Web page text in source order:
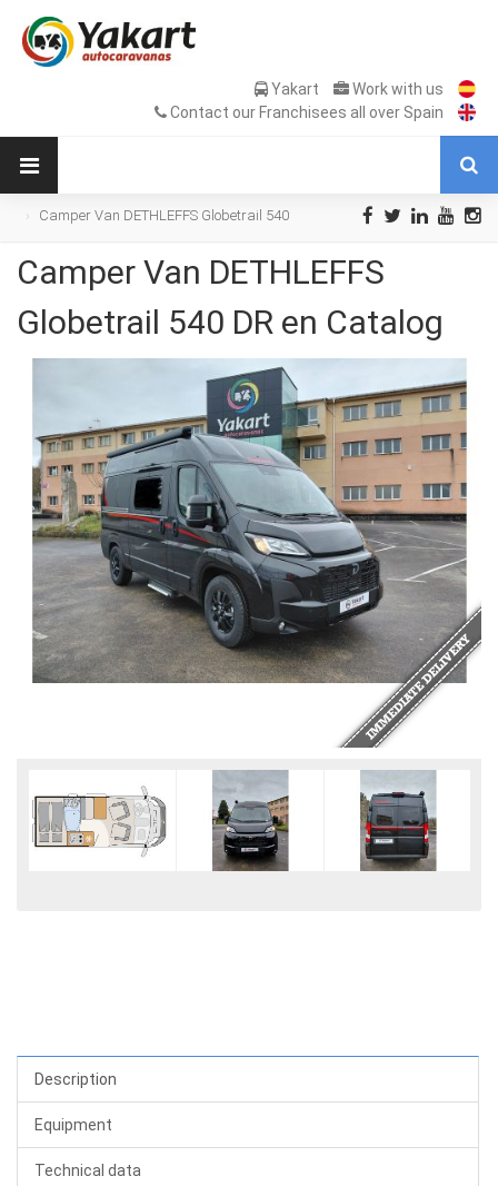
Yakart
Work with us
Contact our Franchisees all over Spain
Camper Van DETHLEFFS Globetrail 540
Camper Van DETHLEFFS
Globetrail 540 DR en Catalog
Description
Equipment
Technical data